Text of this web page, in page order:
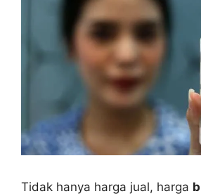
Tidak hanya harga jual, harga